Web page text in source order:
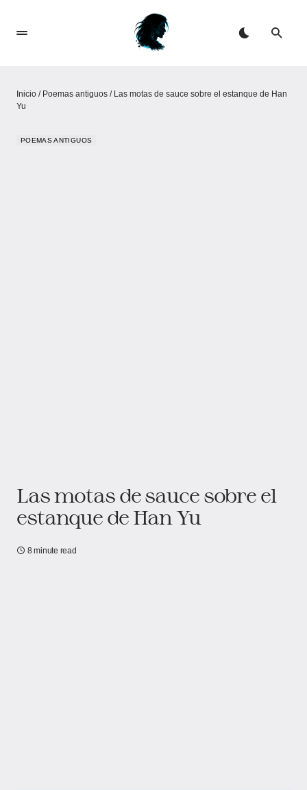
Inicio / Poemas antiguos / Las motas de sauce sobre el estanque de Han
Yu
POEMAS ANTIGUOS
Las motas de sauce sobre el
estanque de Han Yu
8 minute read